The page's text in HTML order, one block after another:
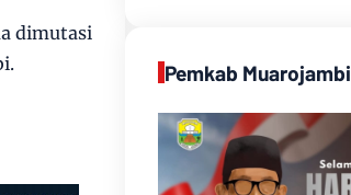
dimutasi
Pemkab Muarojambi